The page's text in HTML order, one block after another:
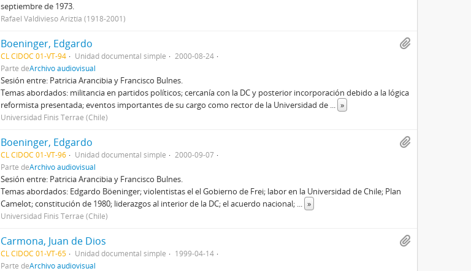
septiembre de 1973.
Rafael Valdivieso Ariztía (1918-2001)
Boeninger, Edgardo
CL CIDOC 01-VT-94 Unidad documental simple
2000-08-24
Parte deArchivo audiovisual
Sesión entre: Patricia Arancibia y Francisco Bulnes.
Temas abordados: militancia en partidos políticos; cercanía con la DC y posterior incorporación debido a la lógica
reformista presentada; eventos importantes de su cargo como rector de la Universidad de ... »
Universidad Finis Terrae (Chile)
Boeninger, Edgardo
CL CIDOC 01-VT-96 Unidad documental simple
2000-09-07
Parte deArchivo audiovisual
Sesión entre: Patricia Arancibia y Francisco Bulnes.
Temas abordados: Edgardo Böeninger; violentistas el el Gobierno de Frei; labor en la Universidad de Chile; Plan
Camelot; constitución de 1980; liderazgos al interior de la DC; el acuerdo nacional; ... »
Universidad Finis Terrae (Chile)
Carmona, Juan de Dios
CL CIDOC 01-VT-65 Unidad documental simple
1999-04-14
Parte deArchivo audiovisual